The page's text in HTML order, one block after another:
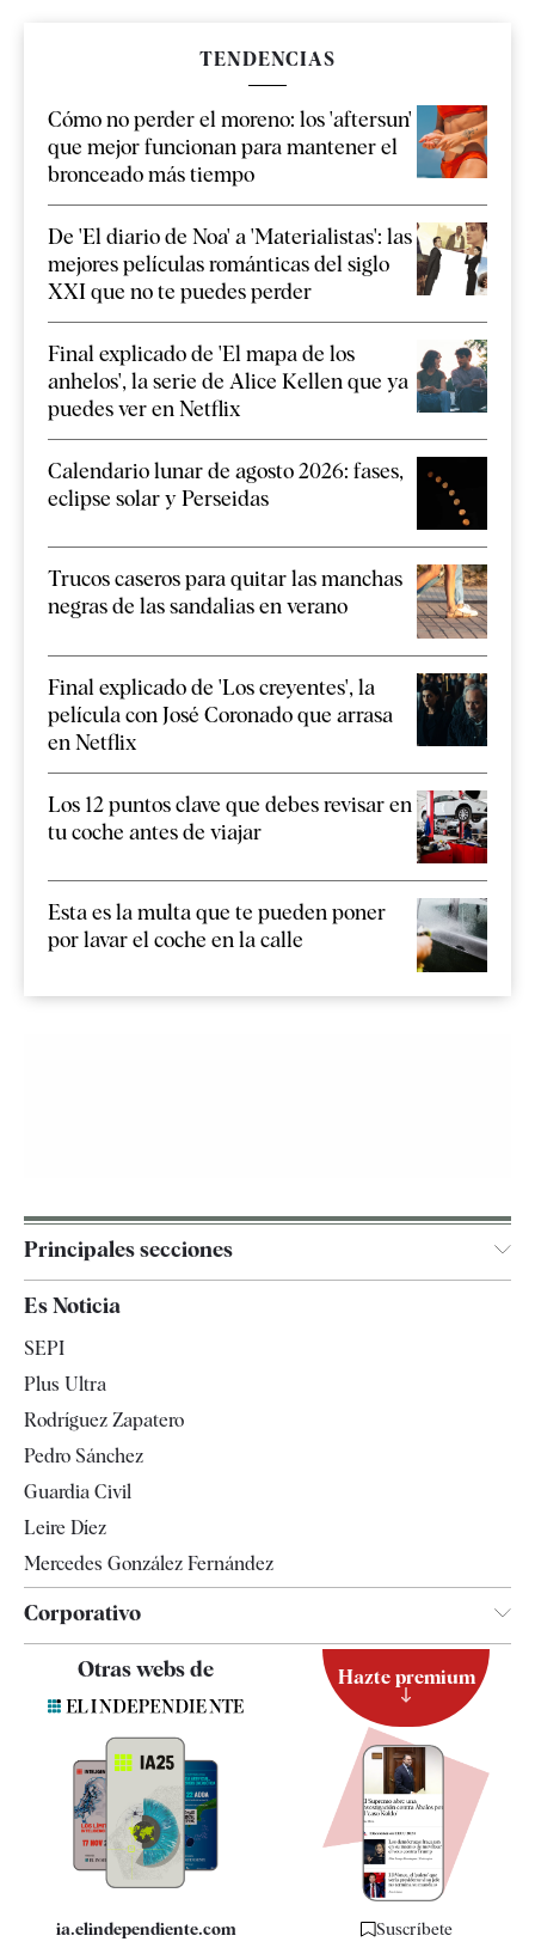
TENDENCIAS
Cómo no perder el moreno: los 'aftersun'
que mejor funcionan para mantener el
bronceado más tiempo
De 'El diario de Noa' a 'Materialistas': las
mejores películas románticas del siglo
XXI que no te puedes perder
Final explicado de 'El mapa de los
anhelos', la serie de Alice Kellen que ya
puedes ver en Netflix
Calendario lunar de agosto 2026: fases,
eclipse solar y Perseidas
Trucos caseros para quitar las manchas
negras de las sandalias en verano
Final explicado de 'Los creyentes', la
película con José Coronado que arrasa
en Netflix
Los 12 puntos clave que debes revisar en
tu coche antes de viajar
Esta es la multa que te pueden poner
por lavar el coche en la calle
Principales secciones
España
Televisión
Es Noticia
SEPI
Plus Ultra
Rodríguez Zapatero
Pedro Sánchez
Guardia Civil
Leire Díez
Mercedes González Fernández
Corporativo
Contacto
Quiénes somos
Especificaciones
Otras webs de
ia.elindependiente.com
Hazte premium
Suscríbete